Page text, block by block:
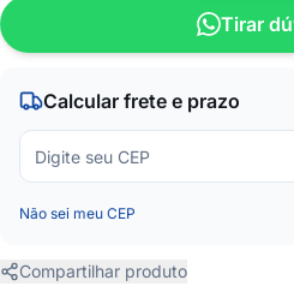
Tirar
Calcular frete e prazo
Não sei meu CEP
Compartilhar produto